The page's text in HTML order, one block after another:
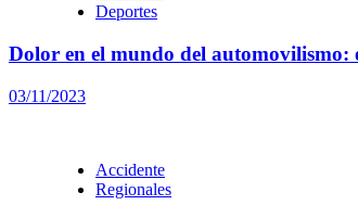
Deportes
Dolor en el mundo del automovilismo:
03/11/2023
Accidente
Regionales